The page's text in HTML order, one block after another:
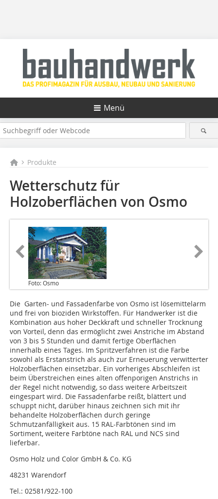
Menü
Produkte
Wetterschutz für
Holzoberflächen von Osmo
Foto: Osmo
Die Garten- und Fassadenfarbe von Osmo ist lösemittelarm
und frei von bioziden Wirkstoffen. Für Handwerker ist die
Kombination aus hoher Deckkraft und schneller Trocknung
von Vorteil, denn das ermöglicht zwei Anstriche im Abstand
von 3 bis 5 Stunden und damit fertige Oberflächen
innerhalb eines Tages. Im Spritzverfahren ist die Farbe
sowohl als Erstanstrich als auch zur Erneuerung verwitterter
Holzoberflächen einsetzbar. Ein vorheriges Abschleifen ist
beim Überstreichen eines alten offenporigen Anstrichs in
der Regel nicht notwendig, so dass weitere Arbeitszeit
eingespart wird. Die Fassadenfarbe reißt, blättert und
schuppt nicht, darüber hinaus zeichnen sich mit ihr
behandelte Holzoberflächen durch geringe
Schmutzanfälligkeit aus. 15 RAL-Farbtönen sind im
Sortiment, weitere Farbtöne nach RAL und NCS sind
lieferbar.
Osmo Holz und Color GmbH & Co. KG
48231 Warendorf
Tel.: 02581/922-100